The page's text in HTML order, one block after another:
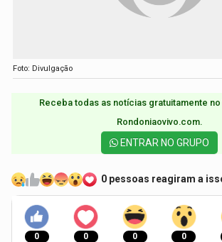
Foto: Divulgação
Receba todas as notícias gratuitamente
Rondoniaovivo.com.​
ENTRAR NO GRUPO
0 pessoas reagiram a
0 0 0 0